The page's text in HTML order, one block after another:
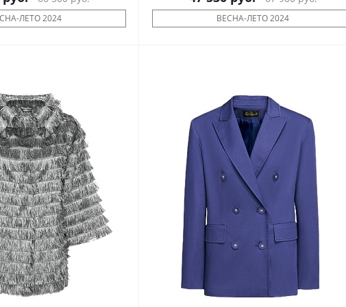
ЛЕТО 2024 ВЕСНА-ЛЕТО 2024